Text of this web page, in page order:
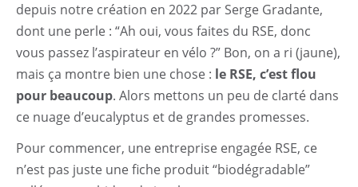
depuis notre création en 2022 par Serge Gradante,
dont une perle : “Ah oui, vous faites du RSE, donc
vous passez l’aspirateur en vélo ?” Bon, on a ri (jaune),
mais ça montre bien une chose : le RSE, c’est flou
pour beaucoup. Alors mettons un peu de clarté dans
ce nuage d’eucalyptus et de grandes promesses.
Pour commencer, une entreprise engagée RSE, ce
n’est pas juste une fiche produit “biodégradable”